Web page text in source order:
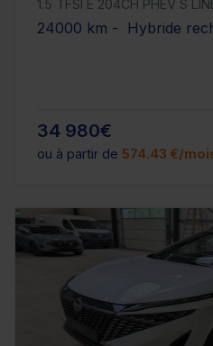
1.5 TFSI E 204CH PHEV S
24000 km - Hybride
34 980€
ou à partir de 574.43 €/